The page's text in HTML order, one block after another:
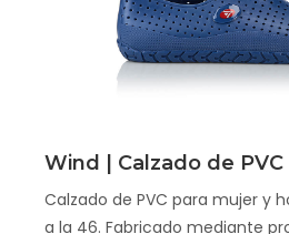
Scopri
Wind | Calzado de PVC
Calzado de PVC para mujer y
a la 46. Fabricado mediante